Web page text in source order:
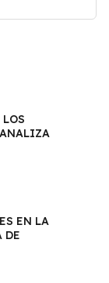
EN LA
DE